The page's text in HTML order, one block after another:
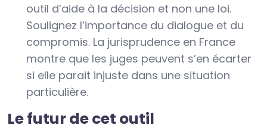
outil d’aide à la décision et non une loi.
Soulignez l’importance du dialogue et du
compromis. La jurisprudence en France
montre que les juges peuvent s’en écarter
si elle parait injuste dans une situation
particulière.
Le futur de cet outil